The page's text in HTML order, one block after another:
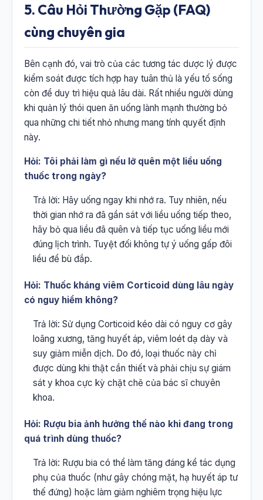
5. Câu Hỏi Thường Gặp (FAQ)
cùng chuyên gia
Bên cạnh đó, vai trò của các tương tác dược lý được
kiểm soát được tích hợp hay tuân thủ là yếu tố sống
còn để duy trì hiệu quả lâu dài. Rất nhiều người dùng
khi quản lý thói quen ăn uống lành mạnh thường bỏ
qua những chi tiết nhỏ nhưng mang tính quyết định
này.
Hỏi: Tôi phải làm gì nếu lỡ quên một liều uống
thuốc trong ngày?
Trả lời: Hãy uống ngay khi nhớ ra. Tuy nhiên, nếu
thời gian nhớ ra đã gần sát với liều uống tiếp theo,
hãy bỏ qua liều đã quên và tiếp tục uống liều mới
đúng lịch trình. Tuyệt đối không tự ý uống gấp đôi
liều để bù đắp.
Hỏi: Thuốc kháng viêm Corticoid dùng lâu ngày
có nguy hiểm không?
Trả lời: Sử dụng Corticoid kéo dài có nguy cơ gây
loãng xương, tăng huyết áp, viêm loét dạ dày và
suy giảm miễn dịch. Do đó, loại thuốc này chỉ
được dùng khi thật cần thiết và phải chịu sự giám
sát y khoa cực kỳ chặt chẽ của bác sĩ chuyên
khoa.
Hỏi: Rượu bia ảnh hưởng thế nào khi đang trong
quá trình dùng thuốc?
Trả lời: Rượu bia có thể làm tăng đáng kể tác dụng
phụ của thuốc (như gây chóng mặt, hạ huyết áp tư
thế đứng) hoặc làm giảm nghiêm trọng hiệu lực